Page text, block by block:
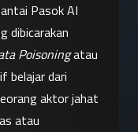
Pasok AI
dibicarakan
Poisoning atau
belajar dari
aktor jahat
atau